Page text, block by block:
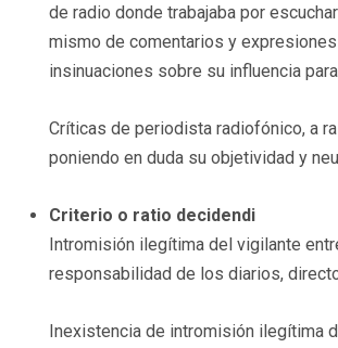
de radio donde trabajaba por
mismo de comentarios y
insinuaciones sobre su influencia
Críticas de periodista radiofónico, a
poniendo en duda su objetividad y
Criterio o ratio decidendi
Intromisión ilegítima del vigilante
responsabilidad de los diarios,
Inexistencia de intromisión ilegítima